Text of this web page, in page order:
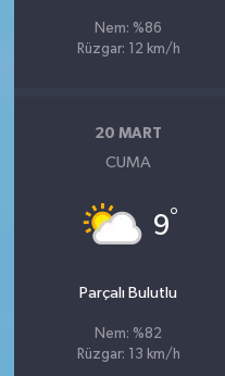
Nem: %86
Rüzgar: 12 km/h
20 MART
CUMA
9°
Parçalı Bulutlu
Nem: %82
Rüzgar: 13 km/h